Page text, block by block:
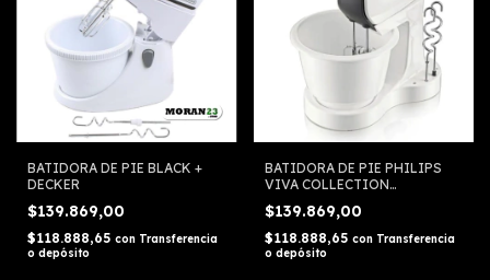
BATIDORA DE PIE BLACK +
DECKER
$139.869,00
$118.888,65 con Transferencia
o depósito
BATIDORA DE PIE PHILIPS
VIVA COLLECTION
$139.869,00
$118.888,65 con Transferencia
o depósito